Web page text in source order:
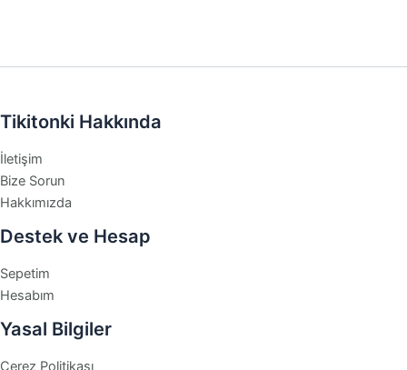
Tikitonki Hakkında
İletişim
Bize Sorun
Hakkımızda
Destek ve Hesap
Sepetim
Hesabım
Yasal Bilgiler
Çerez Politikası